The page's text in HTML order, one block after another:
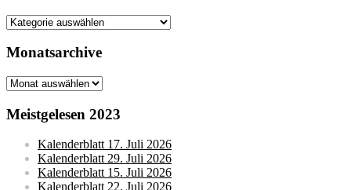
Kategorien
Monatsarchive
Monatsarchive
Meistgelesen 2023
Kalenderblatt 17. Juli 2026
Kalenderblatt 29. Juli 2026
Kalenderblatt 15. Juli 2026
Kalenderblatt 22. Juli 2026